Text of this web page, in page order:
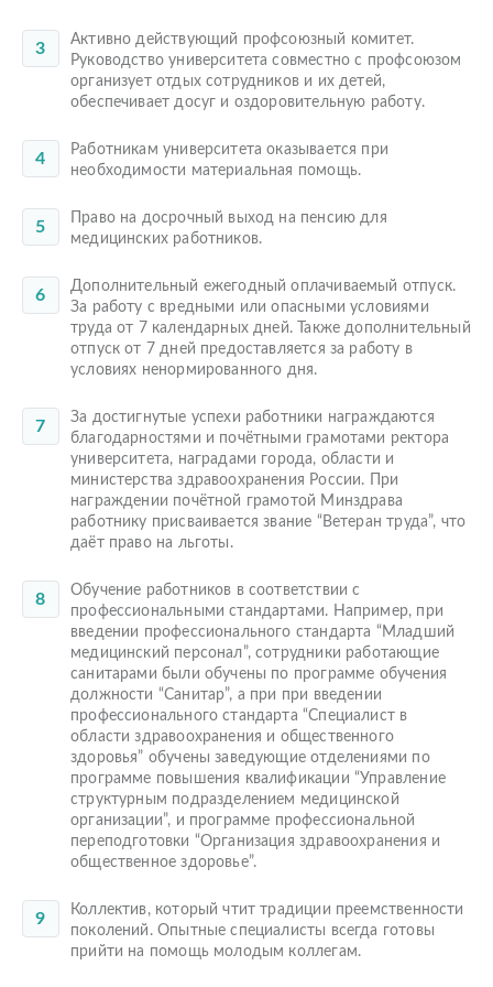
Активно действующий профсоюзный комитет.
Руководство университета совместно с профсоюзом
организует отдых сотрудников и их детей,
обеспечивает досуг и оздоровительную работу.
Работникам университета оказывается при
необходимости материальная помощь.
Право на досрочный выход на пенсию для
медицинских работников.
Дополнительный ежегодный оплачиваемый отпуск.
За работу с вредными или опасными условиями
труда от 7 календарных дней. Также дополнительный
отпуск от 7 дней предоставляется за работу в
условиях ненормированного дня.
За достигнутые успехи работники награждаются
благодарностями и почётными грамотами ректора
университета, наградами города, области и
министерства здравоохранения России. При
награждении почётной грамотой Минздрава
работнику присваивается звание “Ветеран труда”, что
даёт право на льготы.
Обучение работников в соответствии с
профессиональными стандартами. Например, при
введении профессионального стандарта “Младший
медицинский персонал”, сотрудники работающие
санитарами были обучены по программе обучения
должности “Санитар”, а при при введении
профессионального стандарта “Специалист в
области здравоохранения и общественного
здоровья” обучены заведующие отделениями по
программе повышения квалификации “Управление
структурным подразделением медицинской
организации”, и программе профессиональной
переподготовки “Организация здравоохранения и
общественное здоровье”.
Коллектив, который чтит традиции преемственности
поколений. Опытные специалисты всегда готовы
прийти на помощь молодым коллегам.